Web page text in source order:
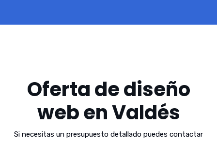
Oferta de diseño
web en Valdés
Si necesitas un presupuesto detallado puedes contactar